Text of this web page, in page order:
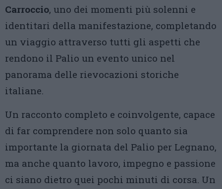
Carroccio, uno dei momenti più solenni e
identitari della manifestazione, completando
un viaggio attraverso tutti gli aspetti che
rendono il Palio un evento unico nel
panorama delle rievocazioni storiche
italiane.
Un racconto completo e coinvolgente, capace
di far comprendere non solo quanto sia
importante la giornata del Palio per Legnano,
ma anche quanto lavoro, impegno e passione
ci siano dietro quei pochi minuti di corsa. Un